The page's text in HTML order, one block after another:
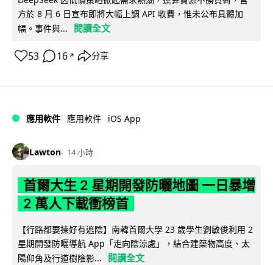
方於 8 月 6 日宣布即將大幅上調 API 收費，惟未公布具體加
幅。事件與...
閱讀全文
53 16 ↗ 分享
應用軟件 應用軟件 iOS App
Lawton 14 小時
首爾大生 2 星期開發防曬地圖 一日暴增
2 萬人下載衝榜首
【行路都要揀好有遮陰】南韓首爾大學 23 歲學生劉敏俊利用 2
星期開發防曬導航 App「走向陰涼處」，結合建築物高度、太
陽仰角及行道樹陰影...
閱讀全文